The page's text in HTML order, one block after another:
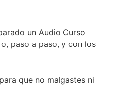
un Audio Curso
paso a paso, y con los
que no malgastes ni